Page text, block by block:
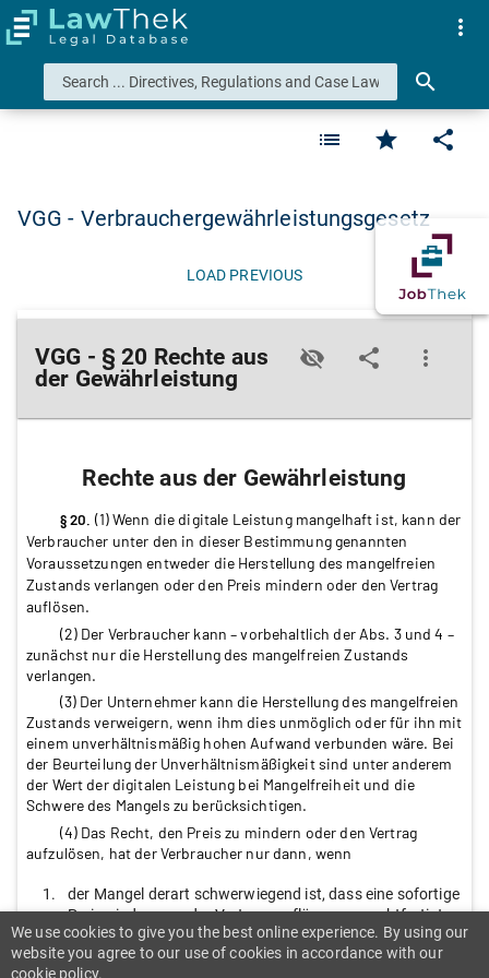
search
more_vert
list star share
VGG - Verbrauchergewährleistungsgesetz
LOAD PREVIOUS
VGG - § 20 Rechte aus
der Gewährleistung
visibility_off share more_vert
Rechte aus der Gewährleistung
§ 20. (1) Wenn die digitale Leistung mangelhaft ist, kann der
Verbraucher unter den in dieser Bestimmung genannten
Voraussetzungen entweder die Herstellung des mangelfreien
Zustands verlangen oder den Preis mindern oder den Vertrag
auflösen.
(2) Der Verbraucher kann – vorbehaltlich der Abs. 3 und 4 –
zunächst nur die Herstellung des mangelfreien Zustands
verlangen.
(3) Der Unternehmer kann die Herstellung des mangelfreien
Zustands verweigern, wenn ihm dies unmöglich oder für ihn mit
einem unverhältnismäßig hohen Aufwand verbunden wäre. Bei
der Beurteilung der Unverhältnismäßigkeit sind unter anderem
der Wert der digitalen Leistung bei Mangelfreiheit und die
Schwere des Mangels zu berücksichtigen.
(4) Das Recht, den Preis zu mindern oder den Vertrag
aufzulösen, hat der Verbraucher nur dann, wenn
1.
der Mangel derart schwerwiegend ist, dass eine sofortige
Preisminderung oder Vertragsauflösung gerechtfertigt
ist,
We use cookies to give you the best online experience. By using our
website you agree to our use of cookies in accordance with our
cookie policy.